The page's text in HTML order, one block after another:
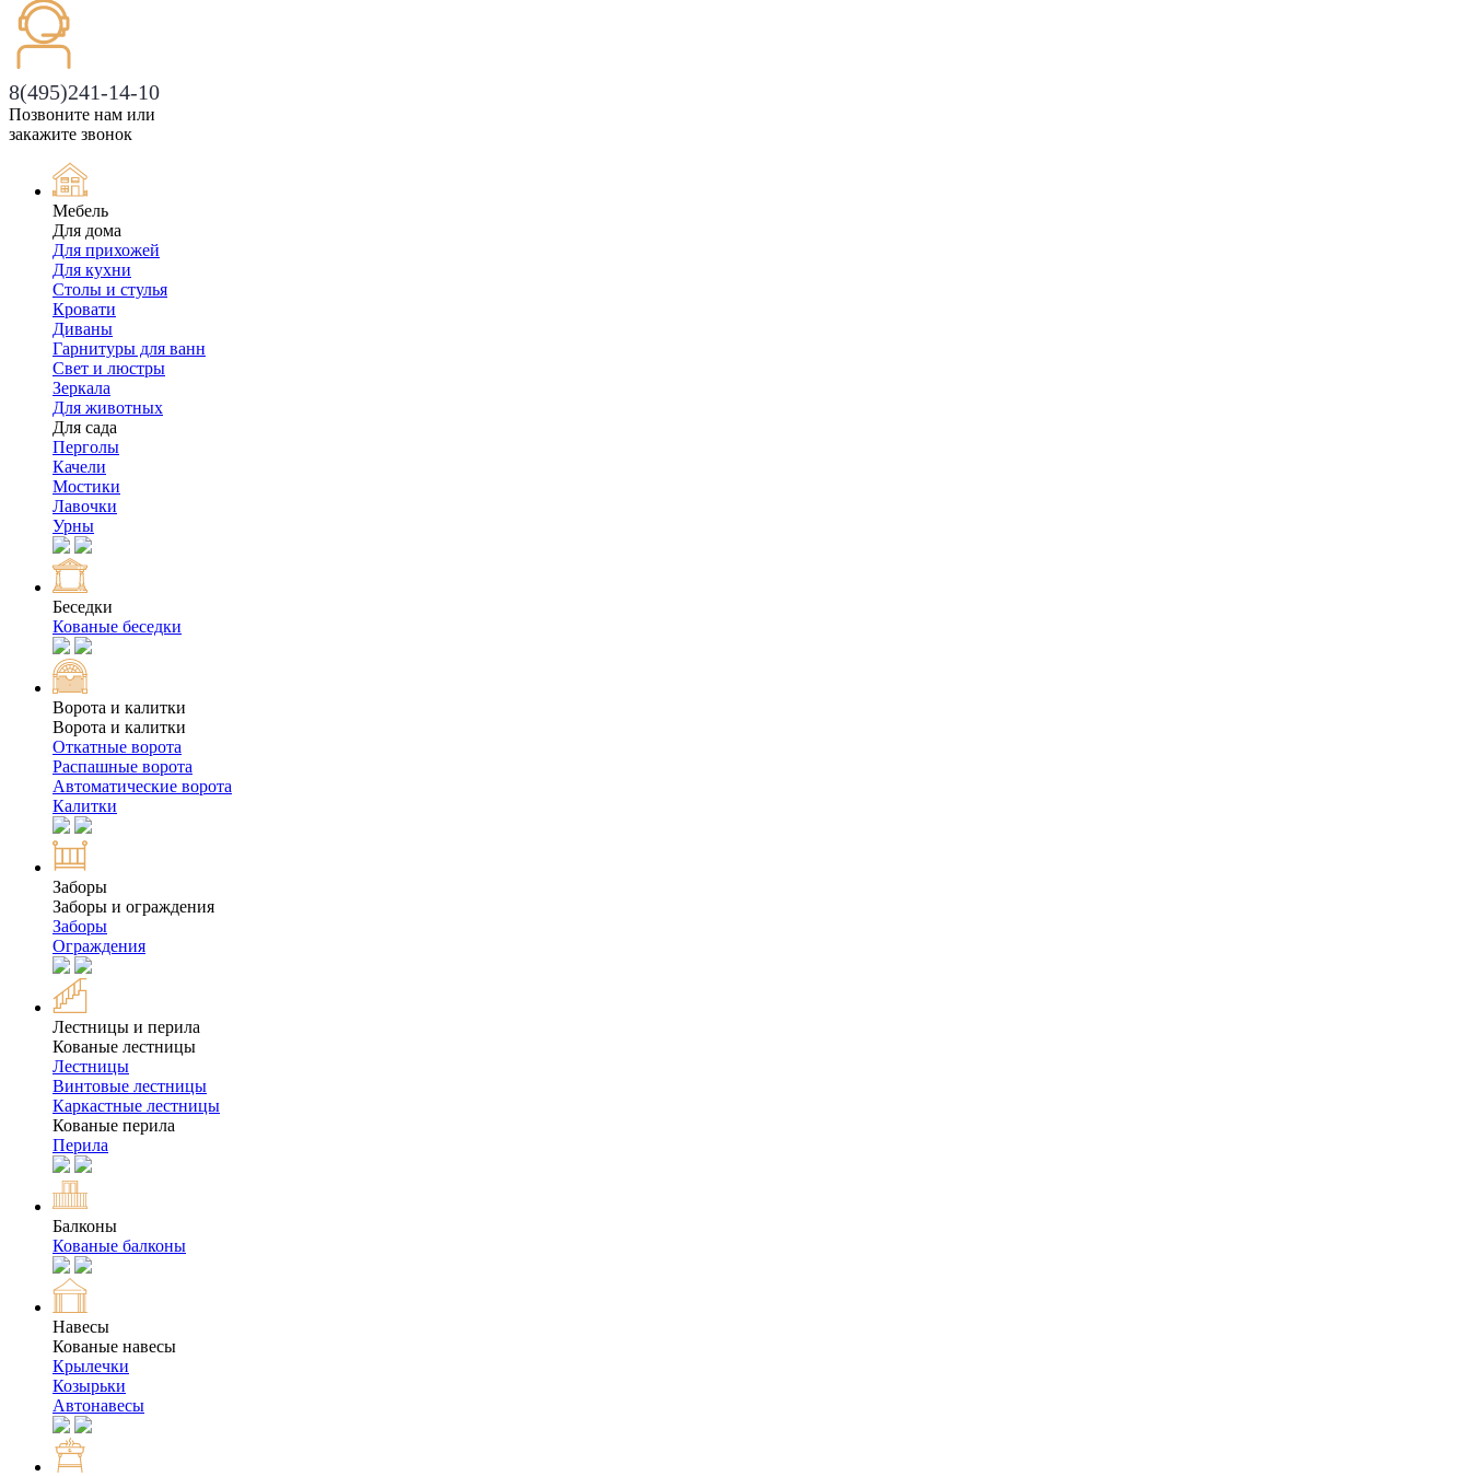
8(495)241-14-10
Позвоните нам или
закажите звонок
Мебель
Для дома
Для прихожей
Для кухни
Столы и стулья
Кровати
Диваны
Гарнитуры для ванн
Свет и люстры
Зеркала
Для животных
Для сада
Перголы
Качели
Мостики
Лавочки
Урны
Беседки
Кованые беседки
Ворота и калитки
Ворота и калитки
Откатные ворота
Распашные ворота
Автоматические ворота
Калитки
Заборы
Заборы и ограждения
Заборы
Ограждения
Лестницы и перила
Кованые лестницы
Лестницы
Винтовые лестницы
Каркастные лестницы
Кованые перила
Перила
Балконы
Кованые балконы
Навесы
Кованые навесы
Крылечки
Козырьки
Автонавесы